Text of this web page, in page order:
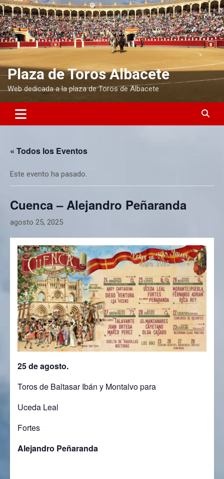
S
a
l
t
a
a
l
c
Plaza de Toros Albacete
Web dedicada a la plaza de Toros de Albacete
« Todos los Eventos
Este evento ha pasado.
Cuenca – Alejandro Peñaranda
agosto 25, 2025
25 de agosto.
Toros de Baltasar Ibán y Montalvo para
Uceda Leal
Fortes
Alejandro Peñaranda